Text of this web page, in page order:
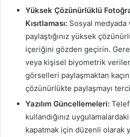
Yüksek Çözünürlüklü
Kısıtlaması: Sosyal
paylaştığınız yüksek
içeriğini gözden geçirin.
veya kişisel biyometrik
görselleri paylaşmaktan
çözünürlükte paylaşmayı
Yazılım Güncellemeleri:
kullandığınız
kapatmak için düzenli olarak